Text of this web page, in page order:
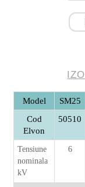
Model SM25
Cod
Elvon
50510
Tensiune
nominala
kV
6